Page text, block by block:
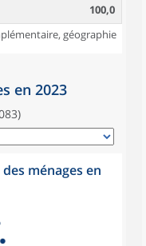
100,0
géographie
en 2023
ménages en